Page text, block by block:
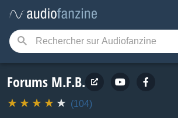
Forums M.F.B.
(104)